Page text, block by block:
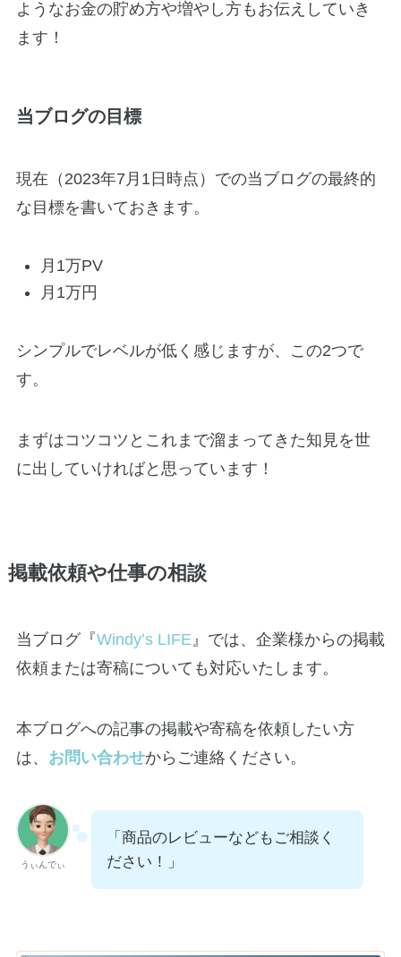
ようなお金の貯め方や増やし方もお伝えしていき
ます！
当ブログの目標
現在（2023年7月1日時点）での当ブログの最終的
な目標を書いておきます。
月1万PV
月1万円
シンプルでレベルが低く感じますが、この2つで
す。
まずはコツコツとこれまで溜まってきた知見を世
に出していければと思っています！
掲載依頼や仕事の相談
当ブログ『Windy’s LIFE 』では、企業様からの掲載
依頼または寄稿についても対応いたします。
本ブログへの記事の掲載や寄稿を依頼したい方
は、 お問い合わせからご連絡ください。
うぃんでぃ
「商品のレビューなどもご相談く
ださい！」